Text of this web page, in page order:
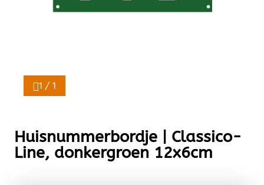
1 / 1
Huisnummerbordje | Classico-
Line, donkergroen 12x6cm